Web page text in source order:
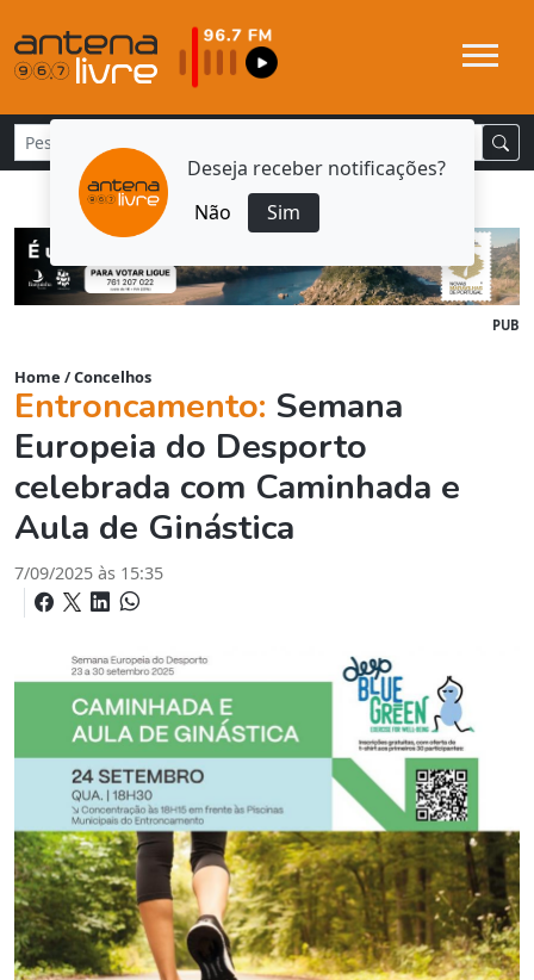
Deseja receber notificações?
Não
Sim
PUB
Home /Concelhos
Entroncamento: Semana
Europeia do Desporto
celebrada com Caminhada e
Aula de Ginástica
7/09/2025 às 15:35